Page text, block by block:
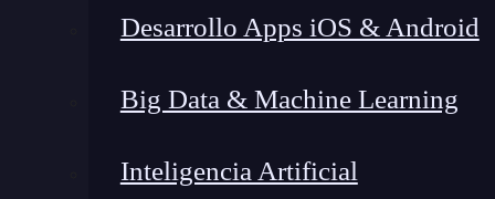
Desarrollo Apps iOS & Android
Big Data & Machine Learning
Inteligencia Artificial
Cómo se
el sector